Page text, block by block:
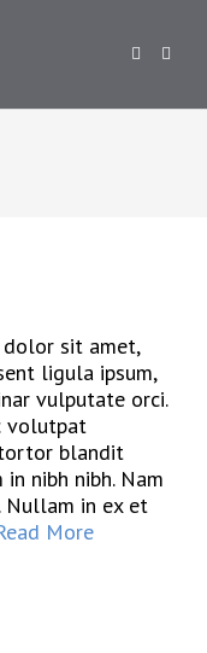
dolor sit amet,
ligula ipsum,
vulputate orci.
volutpat
blandit
nibh nibh. Nam
Nullam in ex et
More